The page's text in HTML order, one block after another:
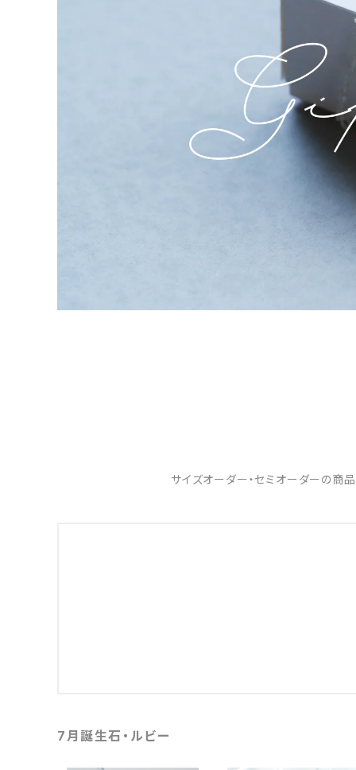
サイズオーダー・セミオーダーの商
7月誕生石・ルビー